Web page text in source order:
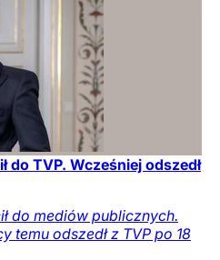
do TVP. Wcześniej odszedł
do mediów publicznych.
temu odszedł z TVP po 18